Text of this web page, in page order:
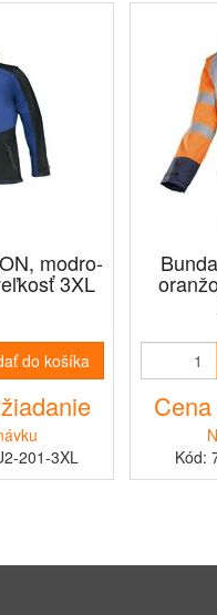
modro-
3XL
do košíka
201-3XL
Kód: